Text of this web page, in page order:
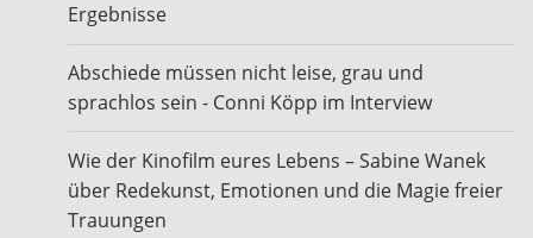
Ergebnisse
Abschiede müssen nicht leise, grau und
sprachlos sein - Conni Köpp im Interview
Wie der Kinofilm eures Lebens – Sabine Wanek
über Redekunst, Emotionen und die Magie freier
Trauungen